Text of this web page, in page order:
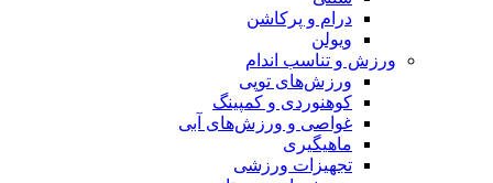
درام و پرکاشن
ویولن
ورزش و تناسب اندام
ورزش‌های توپی
کوهنوردی و کمپینگ
غواصی و ورزش‌های آبی
ماهیگیری
تجهیزات ورزشی